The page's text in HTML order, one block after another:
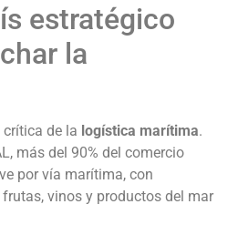
estratégico
la
crítica de la logística marítima.
más del 90% del comercio
por vía marítima, con
vinos y productos del mar